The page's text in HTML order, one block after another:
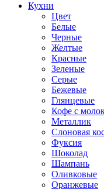
Кухни
Цвет
Белые
Черные
Желтые
Красные
Зеленые
Серые
Бежевые
Глянцевые
Кофе с
Металлик
Слоновая
Фуксия
Шоколад
Шампань
Оливковые
Оранжевые